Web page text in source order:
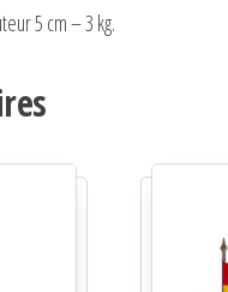
5 cm – 3 kg.